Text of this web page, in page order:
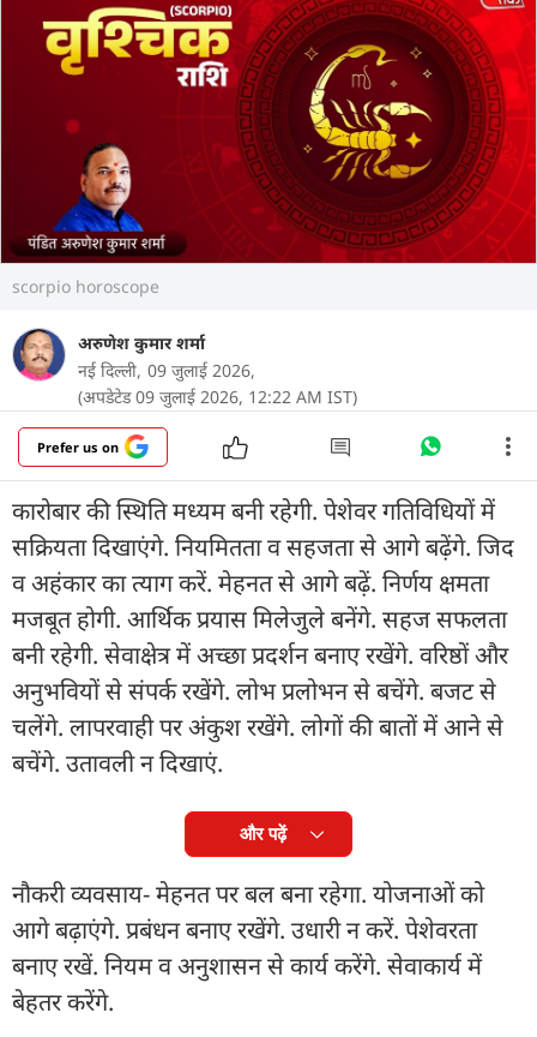
scorpio horoscope
अरुणेश कुमार शर्मा
नई दिल्ली, 09 जुलाई 2026,
(अपडेटेड 09 जुलाई 2026, 12:22 AM IST)
Prefer us on
कारोबार की स्थिति मध्यम बनी रहेगी. पेशेवर गतिविधियों में
सक्रियता दिखाएंगे. नियमितता व सहजता से आगे बढ़ेंगे. जिद
व अहंकार का त्याग करें. मेहनत से आगे बढ़ें. निर्णय क्षमता
मजबूत होगी. आर्थिक प्रयास मिलेजुले बनेंगे. सहज सफलता
बनी रहेगी. सेवाक्षेत्र में अच्छा प्रदर्शन बनाए रखेंगे. वरिष्ठों और
अनुभवियों से संपर्क रखेंगे. लोभ प्रलोभन से बचेंगे. बजट से
चलेंगे. लापरवाही पर अंकुश रखेंगे. लोगों की बातों में आने से
बचेंगे. उतावली न दिखाएं.
और पढ़ें
नौकरी व्यवसाय- मेहनत पर बल बना रहेगा. योजनाओं को
आगे बढ़ाएंगे. प्रबंधन बनाए रखेंगे. उधारी न करें. पेशेवरता
बनाए रखें. नियम व अनुशासन से कार्य करेंगे. सेवाकार्य में
बेहतर करेंगे.